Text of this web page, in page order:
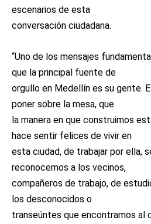
escenarios de esta
conversación ciudadana.
“Uno de los mensajes
que la principal fuente de
orgullo en Medellín es su gente.
poner sobre la mesa, que
la manera en que construimos
hace sentir felices de vivir en
esta ciudad, de trabajar por ella,
reconocemos a los vecinos,
compañeros de trabajo, de
los desconocidos o
transeúntes que encontramos al